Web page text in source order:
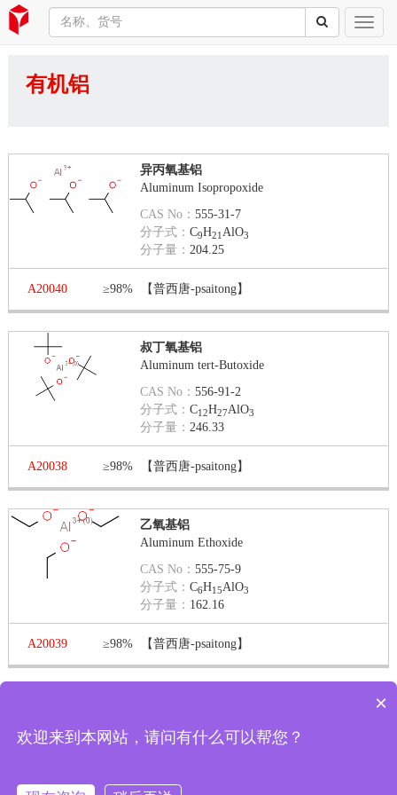
有机铝
异丙氧基铝
Aluminum Isopropoxide
CAS No：555-31-7
分子式：C9H21AlO3
分子量：204.25
A20040 ≥98% 【普西唐-psaitong】
叔丁氧基铝
Aluminum tert-Butoxide
CAS No：556-91-2
分子式：C12H27AlO3
分子量：246.33
A20038 ≥98% 【普西唐-psaitong】
乙氧基铝
Aluminum Ethoxide
CAS No：555-75-9
分子式：C6H15AlO3
分子量： 162.16
A20039 ≥98% 【普西唐-psaitong】
第 1 页 / 共 1 页 第一页 上一页 下一页
×
欢迎来到本网站，请问有什么可以帮您？